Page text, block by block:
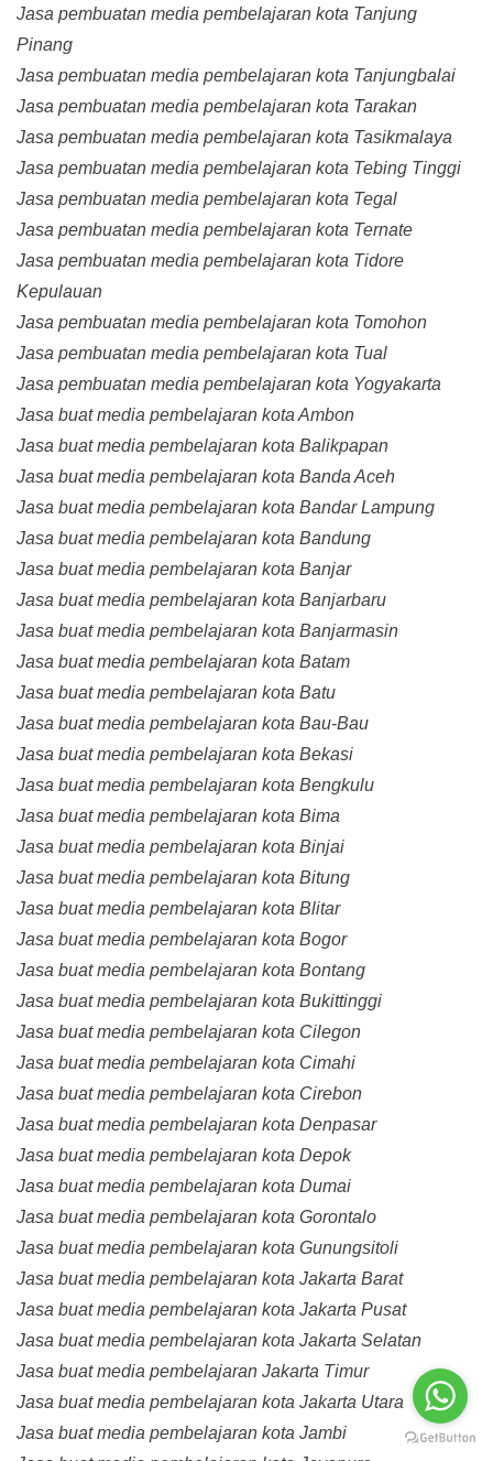
Jasa pembuatan media pembelajaran kota Tanjung
Pinang
Jasa pembuatan media pembelajaran kota Tanjungbalai
Jasa pembuatan media pembelajaran kota Tarakan
Jasa pembuatan media pembelajaran kota Tasikmalaya
Jasa pembuatan media pembelajaran kota Tebing Tinggi
Jasa pembuatan media pembelajaran kota Tegal
Jasa pembuatan media pembelajaran kota Ternate
Jasa pembuatan media pembelajaran kota Tidore
Kepulauan
Jasa pembuatan media pembelajaran kota Tomohon
Jasa pembuatan media pembelajaran kota Tual
Jasa pembuatan media pembelajaran kota Yogyakarta
Jasa buat media pembelajaran kota Ambon
Jasa buat media pembelajaran kota Balikpapan
Jasa buat media pembelajaran kota Banda Aceh
Jasa buat media pembelajaran kota Bandar Lampung
Jasa buat media pembelajaran kota Bandung
Jasa buat media pembelajaran kota Banjar
Jasa buat media pembelajaran kota Banjarbaru
Jasa buat media pembelajaran kota Banjarmasin
Jasa buat media pembelajaran kota Batam
Jasa buat media pembelajaran kota Batu
Jasa buat media pembelajaran kota Bau-Bau
Jasa buat media pembelajaran kota Bekasi
Jasa buat media pembelajaran kota Bengkulu
Jasa buat media pembelajaran kota Bima
Jasa buat media pembelajaran kota Binjai
Jasa buat media pembelajaran kota Bitung
Jasa buat media pembelajaran kota Blitar
Jasa buat media pembelajaran kota Bogor
Jasa buat media pembelajaran kota Bontang
Jasa buat media pembelajaran kota Bukittinggi
Jasa buat media pembelajaran kota Cilegon
Jasa buat media pembelajaran kota Cimahi
Jasa buat media pembelajaran kota Cirebon
Jasa buat media pembelajaran kota Denpasar
Jasa buat media pembelajaran kota Depok
Jasa buat media pembelajaran kota Dumai
Jasa buat media pembelajaran kota Gorontalo
Jasa buat media pembelajaran kota Gunungsitoli
Jasa buat media pembelajaran kota Jakarta Barat
Jasa buat media pembelajaran kota Jakarta Pusat
Jasa buat media pembelajaran kota Jakarta Selatan
Jasa buat media pembelajaran Jakarta Timur
Jasa buat media pembelajaran kota Jakarta Utara
Jasa buat media pembelajaran kota Jambi